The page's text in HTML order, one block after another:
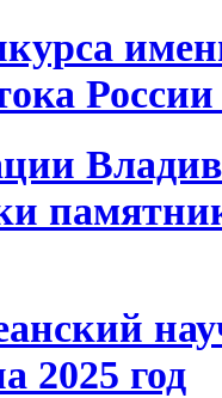
России
2025 год